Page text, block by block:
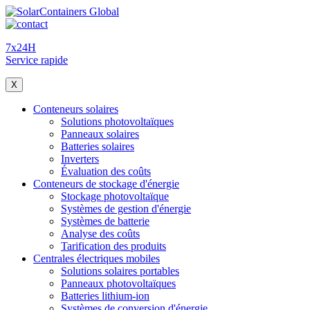
7x24H
Service rapide
X
Conteneurs solaires
Solutions photovoltaïques
Panneaux solaires
Batteries solaires
Inverters
Évaluation des coûts
Conteneurs de stockage d'énergie
Stockage photovoltaïque
Systèmes de gestion d'énergie
Systèmes de batterie
Analyse des coûts
Tarification des produits
Centrales électriques mobiles
Solutions solaires portables
Panneaux photovoltaïques
Batteries lithium-ion